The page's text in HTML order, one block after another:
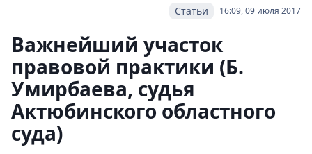
16:09, 09 июля 2017
Статьи
Важнейший участок
правовой практики (Б.
Умирбаева, судья
Актюбинского областного
суда)